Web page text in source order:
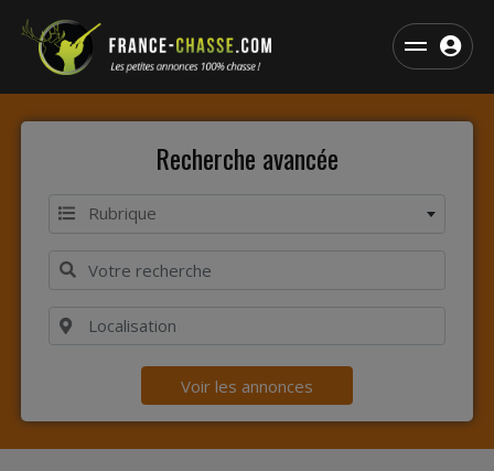
Recherche avancée
Rubrique
Voir les annonces